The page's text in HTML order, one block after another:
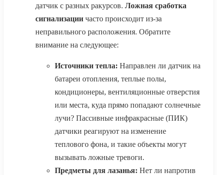
датчик с разных ракурсов. Ложная сработка
сигнализации часто происходит из-за
неправильного расположения. Обратите
внимание на следующее:
Источники тепла: Направлен ли датчик на
батареи отопления, теплые полы,
кондиционеры, вентиляционные отверстия
или места, куда прямо попадают солнечные
лучи? Пассивные инфракрасные (ПИК)
датчики реагируют на изменение
теплового фона, и такие объекты могут
вызывать ложные тревоги.
Предметы для лазанья: Нет ли напротив